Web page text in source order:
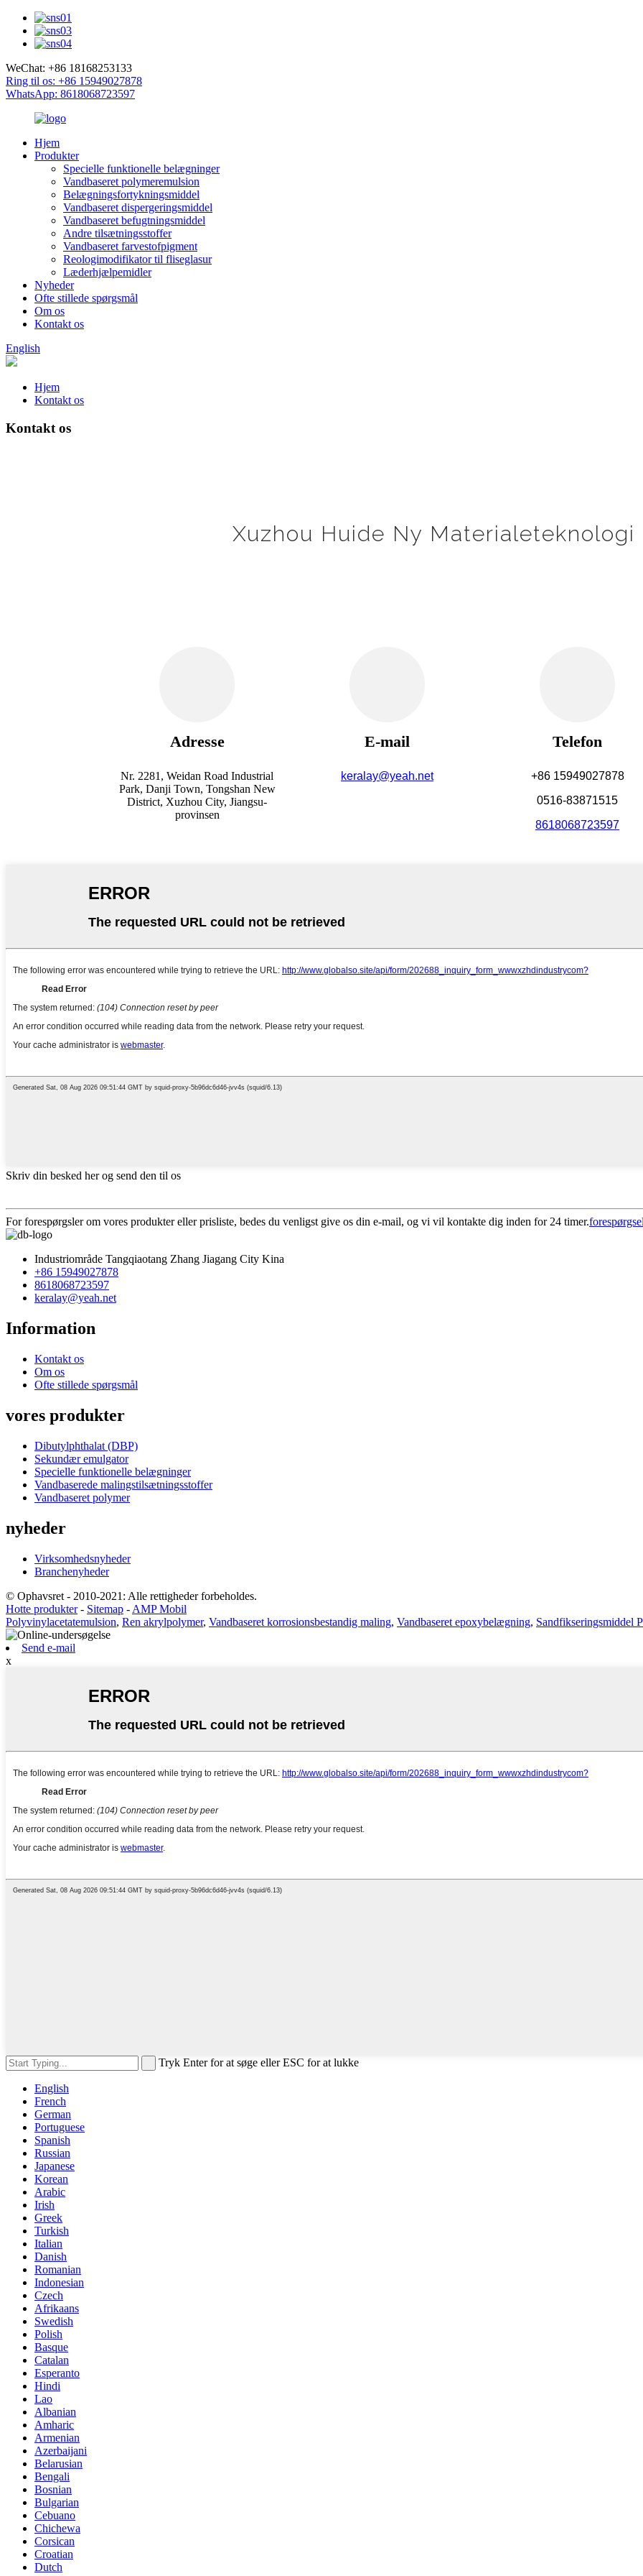
WeChat: +86 18168253133
Ring til os: +86 15949027878
WhatsApp: 8618068723597
Hjem
Produkter
Specielle funktionelle belægninger
Vandbaseret polymeremulsion
Belægningsfortykningsmiddel
Vandbaseret dispergeringsmiddel
Vandbaseret befugtningsmiddel
Andre tilsætningsstoffer
Vandbaseret farvestofpigment
Reologimodifikator til fliseglasur
Læderhjælpemidler
Nyheder
Ofte stillede spørgsmål
Om os
Kontakt os
English
Hjem
Kontakt os
Kontakt os
Xuzhou Huide Ny Materialeteknologi
Adresse
Nr. 2281, Weidan Road Industrial
Park, Danji Town, Tongshan New
District, Xuzhou City, Jiangsu-
provinsen
E-mail
keralay@yeah.net
Telefon
+86 15949027878
0516-83871515
8618068723597
Skriv din besked her og send den til os
For forespørgsler om vores produkter eller prisliste, bedes du venligst give os din e-mail, og vi vil kontakte dig inden for 24 timer.
Industriområde Tangqiaotang Zhang Jiagang City Kina
+86 15949027878
8618068723597
keralay@yeah.net
Information
Kontakt os
Om os
Ofte stillede spørgsmål
vores produkter
Dibutylphthalat (DBP)
Sekundær emulgator
Specielle funktionelle belægninger
Vandbaserede malingstilsætningsstoffer
Vandbaseret polymer
nyheder
Virksomhedsnyheder
Branchenyheder
© Ophavsret - 2010-2021: Alle rettigheder forbeholdes.
Hotte produkter- Sitemap - AMP Mobil
Polyvinylacetatemulsion, Ren akrylpolymer, Vandbaseret korrosionsbestandig maling, Vandbaseret epoxybelægning, Sandfikseringsmiddel
Send e-mail
x
Tryk Enter for at søge eller ESC for at lukke
English
French
German
Portuguese
Spanish
Russian
Japanese
Korean
Arabic
Irish
Greek
Turkish
Italian
Danish
Romanian
Indonesian
Czech
Afrikaans
Swedish
Polish
Basque
Catalan
Esperanto
Hindi
Lao
Albanian
Amharic
Armenian
Azerbaijani
Belarusian
Bengali
Bosnian
Bulgarian
Cebuano
Chichewa
Corsican
Croatian
Dutch